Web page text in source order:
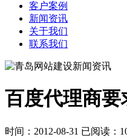
客户案例
新闻资讯
关于我们
联系我们
百度代理商要
时间：2012-08-31 已阅读：